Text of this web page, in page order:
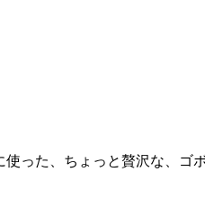
った、ちょっと贅沢な、ゴ